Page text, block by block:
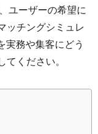
ユーザーの希望に
ッチングシミュレ
実務や集客にどう
ください。